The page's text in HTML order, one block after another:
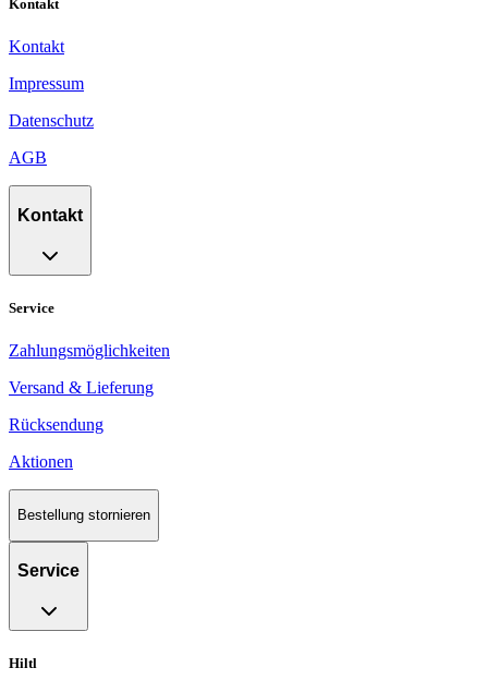
Kontakt
Kontakt
Impressum
Datenschutz
AGB
Kontakt
Service
Zahlungsmöglichkeiten
Versand & Lieferung
Rücksendung
Aktionen
Bestellung stornieren
Service
Hiltl